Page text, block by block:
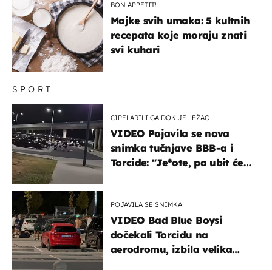
SPORT
CIPELARILI GA DOK JE LEŽAO
VIDEO Pojavila se nova
snimka tučnjave BBB-a i
Torcide: "Je*ote, pa ubit će
POJAVILA SE SNIMKA
VIDEO Bad Blue Boysi
dočekali Torcidu na
aerodromu, izbila velika
BON APPETIT!
Majke svih umaka: 5 kultnih
recepata koje moraju znati
svi kuhari